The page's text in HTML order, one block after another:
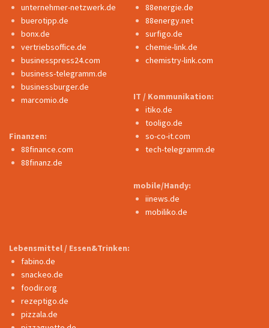
unternehmer-netzwerk.de
buerotipp.de
bonx.de
vertriebsoffice.de
businesspress24.com
business-telegramm.de
businessburger.de
marcomio.de
Finanzen:
88finance.com
88finanz.de
88energie.de
88energy.net
surfigo.de
chemie-link.de
chemistry-link.com
IT / Kommunikation:
itiko.de
tooligo.de
so-co-it.com
tech-telegramm.de
mobile/Handy:
iinews.de
mobiliko.de
Lebensmittel / Essen&Trinken:
fabino.de
snackeo.de
foodir.org
rezeptigo.de
pizzala.de